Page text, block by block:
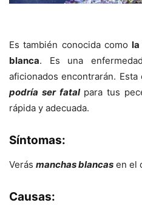
Es también conocida como la
blanca. Es una
aficionados encontrarán.
podría ser fatal para tus
rápida y adecuada.
Síntomas:
Verás manchas blancas en el
Causas: